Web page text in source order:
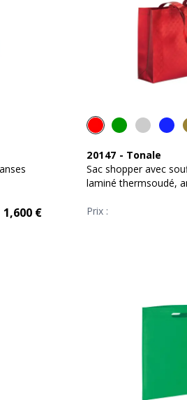
1,600€
20147 - Tonale
Sac shopper avec
laminé thermsoudé,
Prix :